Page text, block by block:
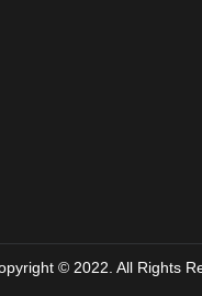
© 2022. All Rights